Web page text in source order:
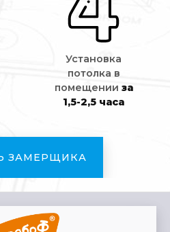
Установка
потолка в
помещении за
1,5-2,5 часа
ЗАМЕРЩИКА